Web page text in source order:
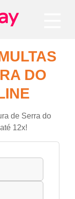
DO
de Serra do
12x!